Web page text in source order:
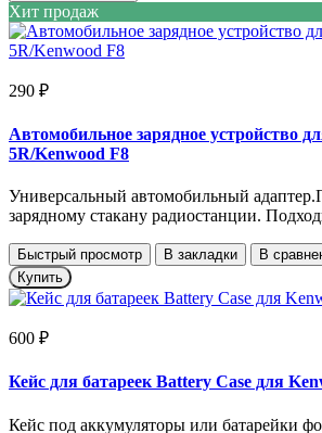
Хит продаж
290 ₽
Автомобильное зарядное устройство
5R/Kenwood F8
Универсальный автомобильный
зарядному стакану радиостанции.
Быстрый просмотр В закладки
В
Купить
600 ₽
Кейс для батареек Battery Case для
Кейс под аккумуляторы или батарейки